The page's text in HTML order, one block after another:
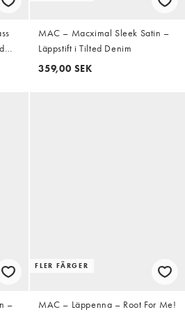
MAC – Macximal Sleek Satin –
Läppstift i Tilted Denim
359,00 SEK
–
FLER FÄRGER
MAC – Läppenna – Root For Me!